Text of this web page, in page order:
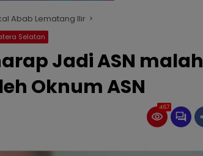
Abab Lematang Ilir
Selatan
Jadi ASN malah
Oknum ASN
467